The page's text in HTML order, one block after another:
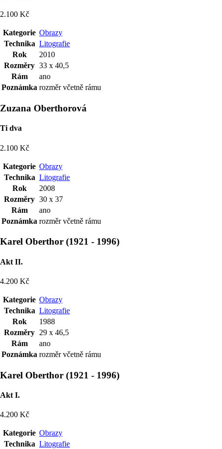
2.100 Kč
Kategorie Obrazy
Technika Litografie
Rok
2010
Rozměry 33 x 40,5
Rám
ano
Poznámka rozměr včetně rámu
Zuzana Oberthorová
Ti dva
2.100 Kč
Kategorie Obrazy
Technika Litografie
Rok
2008
Rozměry 30 x 37
Rám
ano
Poznámka rozměr včetně rámu
Karel Oberthor (1921 - 1996)
Akt II.
4.200 Kč
Kategorie Obrazy
Technika Litografie
Rok
1988
Rozměry 29 x 46,5
Rám
ano
Poznámka rozměr včetně rámu
Karel Oberthor (1921 - 1996)
Akt I.
4.200 Kč
Kategorie Obrazy
Technika Litografie